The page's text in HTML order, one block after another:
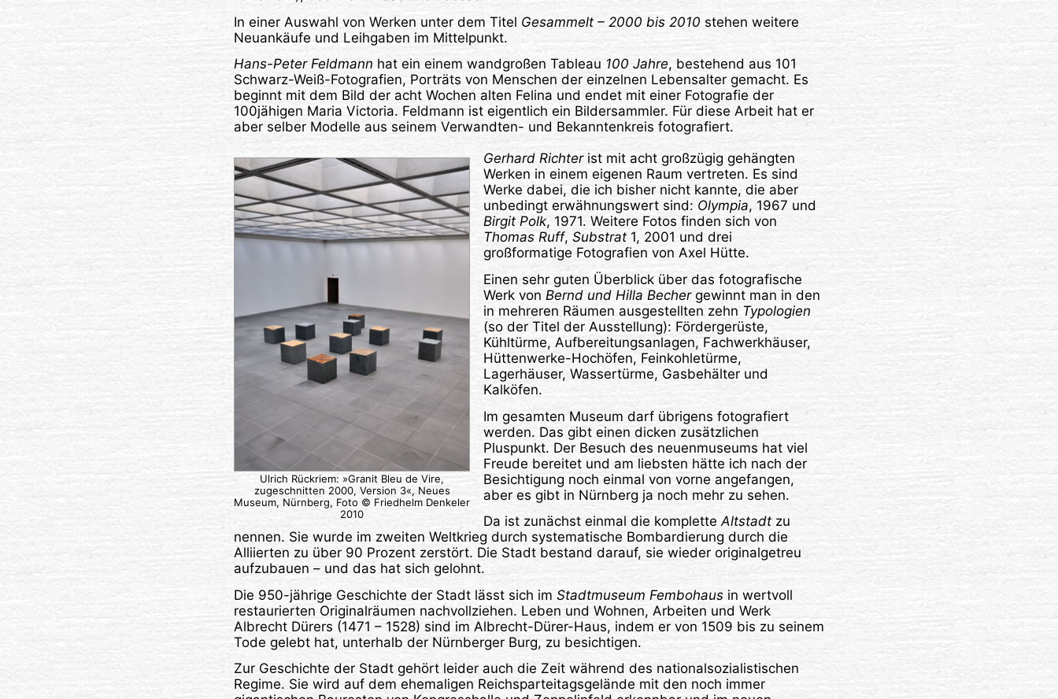
In einer Auswahl von Werken unter dem Titel Gesammelt – 2000 bis 2010 stehen weitere
Neuankäufe und Leihgaben im Mittelpunkt.
Hans-Peter Feldmann hat ein einem wandgroßen Tableau 100 Jahre, bestehend aus 101
Schwarz-Weiß-Fotografien, Porträts von Menschen der einzelnen Lebensalter gemacht. Es
beginnt mit dem Bild der acht Wochen alten Felina und endet mit einer Fotografie der
100jähigen Maria Victoria. Feldmann ist eigentlich ein Bildersammler. Für diese Arbeit hat er
aber selber Modelle aus seinem Verwandten- und Bekanntenkreis fotografiert.
Ulrich Rückriem: »Granit Bleu de Vire,
zugeschnitten 2000, Version 3«, Neues
Museum, Nürnberg, Foto © Friedhelm Denkeler
2010
Gerhard Richterist mit acht großzügig gehängten
Werken in einem eigenen Raum vertreten. Es sind
Werke dabei, die ich bisher nicht kannte, die aber
unbedingt erwähnungswert sind: Olympia, 1967 und
Birgit Polk, 1971. Weitere Fotos finden sich von
Thomas Ruff, Substrat 1, 2001 und drei
großformatige Fotografien von Axel Hütte.
Einen sehr guten Überblick über das fotografische
Werk von Bernd und Hilla Becher gewinnt man in den
in mehreren Räumen ausgestellten zehn Typologien
(so der Titel der Ausstellung): Fördergerüste,
Kühltürme, Aufbereitungsanlagen, Fachwerkhäuser,
Hüttenwerke-Hochöfen, Feinkohletürme,
Lagerhäuser, Wassertürme, Gasbehälter und
Kalköfen.
Im gesamten Museum darf übrigens fotografiert
werden. Das gibt einen dicken zusätzlichen
Pluspunkt. Der Besuch des neuenmuseums hat viel
Freude bereitet und am liebsten hätte ich nach der
Besichtigung noch einmal von vorne angefangen,
aber es gibt in Nürnberg ja noch mehr zu sehen.
Da ist zunächst einmal die kompletteAltstadt zu
nennen. Sie wurde im zweiten Weltkrieg durch systematische Bombardierung durch die
Alliierten zu über 90 Prozent zerstört. Die Stadt bestand darauf, sie wieder originalgetreu
aufzubauen – und das hat sich gelohnt.
Die 950-jährige Geschichte der Stadt lässt sich im Stadtmuseum Fembohaus in wertvoll
restaurierten Originalräumen nachvollziehen. Leben und Wohnen, Arbeiten und Werk
Albrecht Dürers (1471 – 1528) sind im Albrecht-Dürer-Haus, indem er von 1509 bis zu seinem
Tode gelebt hat, unterhalb der Nürnberger Burg, zu besichtigen.
Zur Geschichte der Stadt gehört leider auch die Zeit während des nationalsozialistischen
Regime. Sie wird auf dem ehemaligen Reichsparteitagsgelände mit den noch immer